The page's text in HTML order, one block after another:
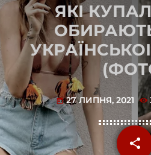
ЯКІ
today 27 ЛИПНЯ, 2021
share
email